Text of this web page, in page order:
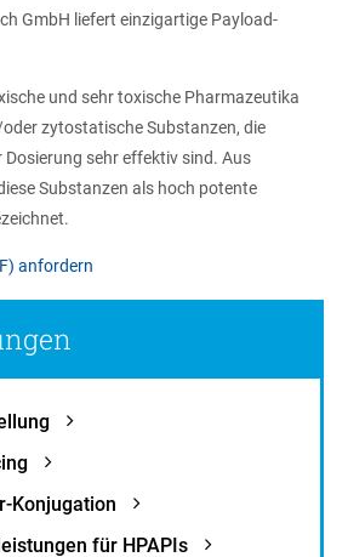
GmbH liefert einzigartige Payload-
und sehr toxische Pharmazeutika
zytostatische Substanzen, die
Dosierung sehr effektiv sind. Aus
Substanzen als hoch potente
anfordern
Konjugation
für HPAPIs